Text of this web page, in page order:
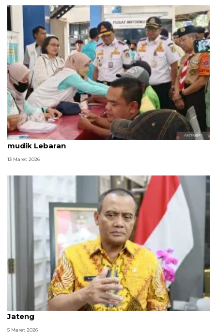
Pemprov DKI sediakan pos kesehatan selama arus
mudik Lebaran
13 Maret 2026
Gubernur sebut 17,7 juta pemudik diprediksi masuk
Jateng
5 Maret 2026